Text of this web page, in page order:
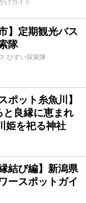
けガイド
】定期観光バス
隊
ひすい探索隊
ポット糸魚川】
と良縁に恵まれ
姫を祀る神社
結び編】新潟県
ースポットガイ